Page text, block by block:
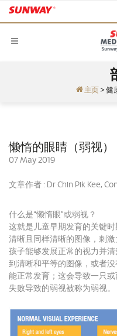
主页 >健
懒惰的眼睛（弱视）
07 May 2019
文章作者 : Dr Chin Pik Kee,
什么是“懒惰眼”或弱视？
这就是儿童早期发育的关键
清晰且同样清晰的图像，刺激
孩子能够发展正常的视力并清
到清晰和平等的图像，或者
能正常发育； 这会导致一只或
失败导致的弱视被称为弱视。